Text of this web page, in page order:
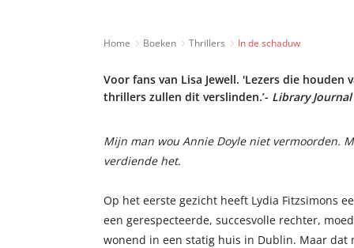
Home Boeken Thrillers In de schaduw
Voor fans van Lisa Jewell. 'Lezers die houden
thrillers zullen dit verslinden.’- Library Journal
Mijn man wou Annie Doyle niet vermoorden.
verdiende het.
Op het eerste gezicht heeft Lydia Fitzsimons
een gerespecteerde, succesvolle rechter,
wonend in een statig huis in Dublin. Maar dat